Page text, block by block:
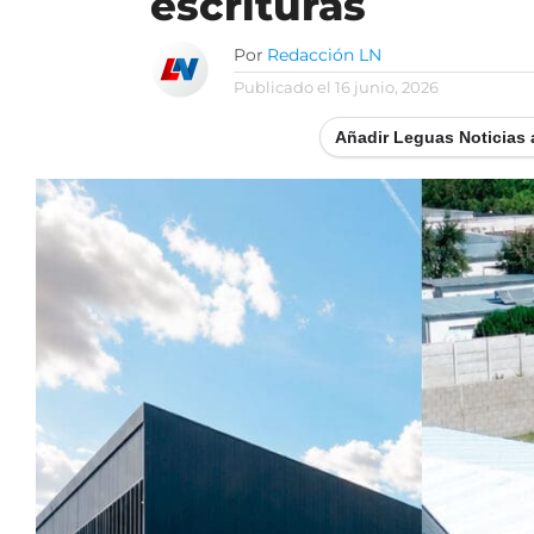
Por Redacción LN
Publicado el 16 junio, 2026
Añadir Leguas Noticias